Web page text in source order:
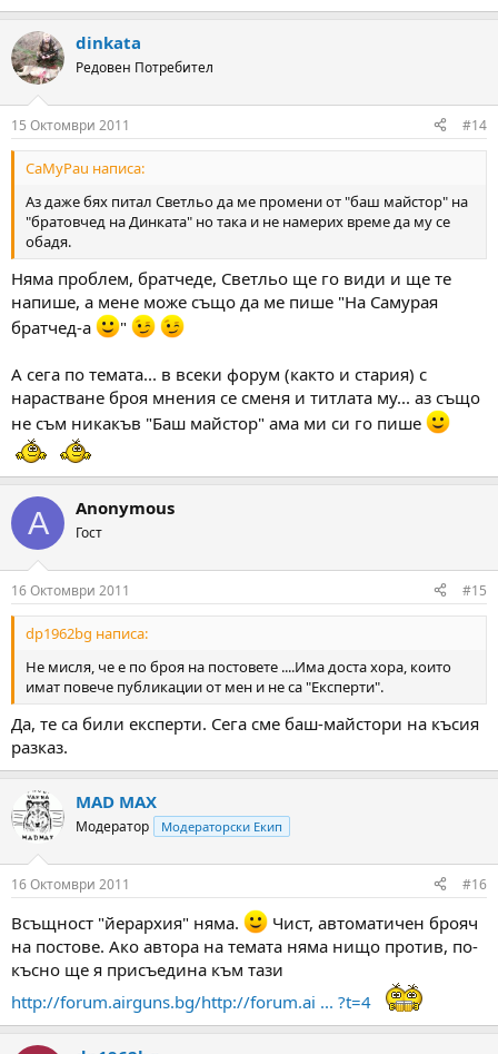
dinkata
Редовен Потребител
15 Октомври 2011 #14
CaMyPau написа:
Аз даже бях питал Светльо да ме промени от "баш майстор" на
"братовчед на Динката" но така и не намерих време да му се
обадя.
Няма проблем, братчеде, Светльо ще го види и ще те
напише, а мене може също да ме пише "На Самурая
братчед-а
"
А сега по темата... в всеки форум (както и стария) с
нарастване броя мнения се сменя и титлата му... аз също
не съм никакъв "Баш майстор" ама ми си го пише
A Anonymous
Гост
16 Октомври 2011 #15
dp1962bg написа:
Не мисля, че е по броя на постовете ....Има доста хора, които
имат повече публикации от мен и не са "Експерти".
Да, те са били експерти. Сега сме баш-майстори на късия
разказ.
MAD MAX
Модератор Модераторски Екип
16 Октомври 2011 #16
Всъщност "йерархия" няма.
Чист, автоматичен брояч
на постове. Ако автора на темата няма нищо против, по-
късно ще я присъедина към тази
http://forum.airguns.bg/http://forum.ai ... ?t=4